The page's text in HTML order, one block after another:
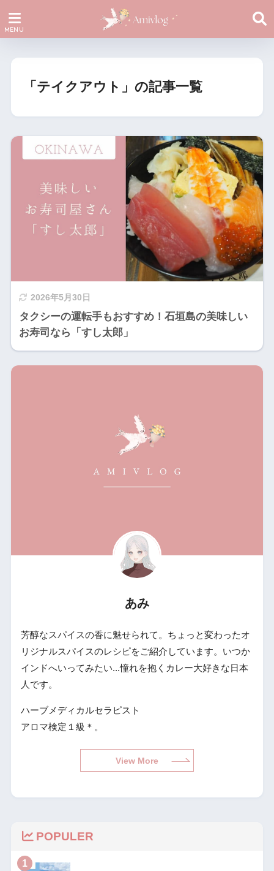
「テイクアウト」の記事一覧
2026年5月30日
タクシーの運転手もおすすめ！石垣島の美味しい
お寿司なら「すし太郎」
あみ
芳醇なスパイスの香に魅せられて。ちょっと変わったオ
リジナルスパイスのレシピをご紹介しています。いつか
インドへいってみたい...憧れを抱くカレー大好きな日本
人です。
ハーブメディカルセラピスト
アロマ検定１級＊。
View More
POPULER
1